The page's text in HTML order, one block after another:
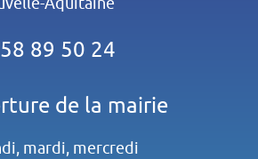
89 50 24
de la mairie
mardi, mercredi